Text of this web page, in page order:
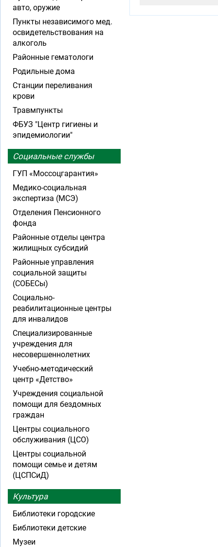
авто, оружие
Пункты независимого мед.
освидетельствования на
алкоголь
Районные гематологи
Родильные дома
Станции переливания
крови
Травмпункты
ФБУЗ "Центр гигиены и
эпидемиологии"
Социальные службы
ГУП «Моссоцгарантия»
Медико-социальная
экспертиза (МСЭ)
Отделения Пенсионного
фонда
Районные отделы центра
жилищных субсидий
Районные управления
социальной защиты
(СОБЕСы)
Социально-
реабилитационные центры
для инвалидов
Специализированные
учреждения для
несовершеннолетних
Учебно-методический
центр «Детство»
Учреждения социальной
помощи для бездомных
граждан
Центры социального
обслуживания (ЦСО)
Центры социальной
помощи семье и детям
(ЦСПСиД)
Культура
Библиотеки городские
Библиотеки детские
Музеи